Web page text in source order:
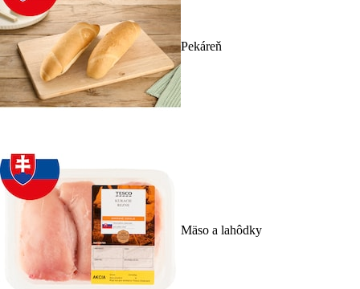
Pekáreň
Mäso a lahôdky